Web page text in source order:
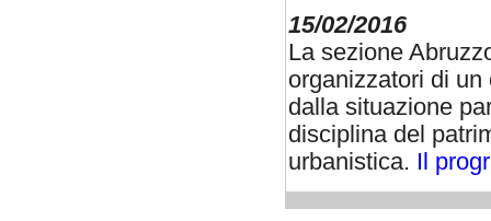
15/02/2016
La sezione
organizzatori di
dalla situazione
disciplina del
urbanistica. Il